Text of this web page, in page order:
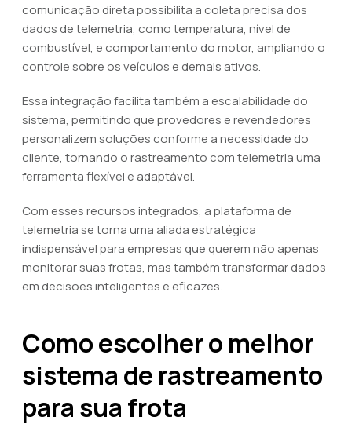
comunicação direta possibilita a coleta precisa dos
dados de telemetria, como temperatura, nível de
combustível, e comportamento do motor, ampliando o
controle sobre os veículos e demais ativos.
Essa integração facilita também a escalabilidade do
sistema, permitindo que provedores e revendedores
personalizem soluções conforme a necessidade do
cliente, tornando o rastreamento com telemetria uma
ferramenta flexível e adaptável.
Com esses recursos integrados, a plataforma de
telemetria se torna uma aliada estratégica
indispensável para empresas que querem não apenas
monitorar suas frotas, mas também transformar dados
em decisões inteligentes e eficazes.
Como escolher o melhor
sistema de rastreamento
para sua frota